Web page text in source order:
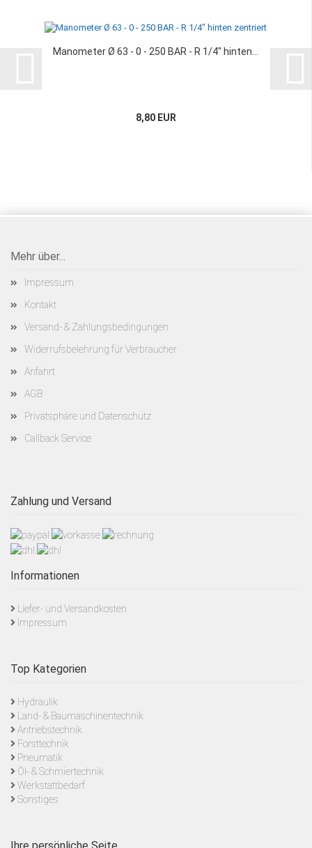
Manometer Ø 63 - 0 - 250 BAR - R 1/4" hinten...
8,80 EUR
Mehr über...
Impressum
Kontakt
Versand- & Zahlungsbedingungen
Widerrufsbelehrung für Verbraucher
Anfahrt
AGB
Privatsphäre und Datenschutz
Callback Service
Zahlung und Versand
Informationen
Liefer- und Versandkosten
Impressum
Top Kategorien
Hydraulik
Land- & Baumaschinentechnik
Antriebstechnik
Forsttechnik
Pneumatik
Öl- & Schmiertechnik
Werkstattbedarf
Sonstiges
Ihre persönliche Seite